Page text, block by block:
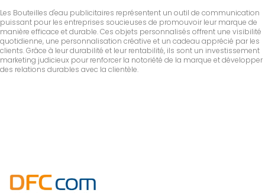
Les Bouteilles d'eau publicitaires représentent un outil de communication
puissant pour les entreprises soucieuses de promouvoir leur marque de
manière efficace et durable. Ces objets personnalisés offrent une visibilité
quotidienne, une personnalisation créative et un cadeau apprécié par les
clients. Grâce à leur durabilité et leur rentabilité, ils sont un investissement
marketing judicieux pour renforcer la notoriété de la marque et développer
des relations durables avec la clientèle.